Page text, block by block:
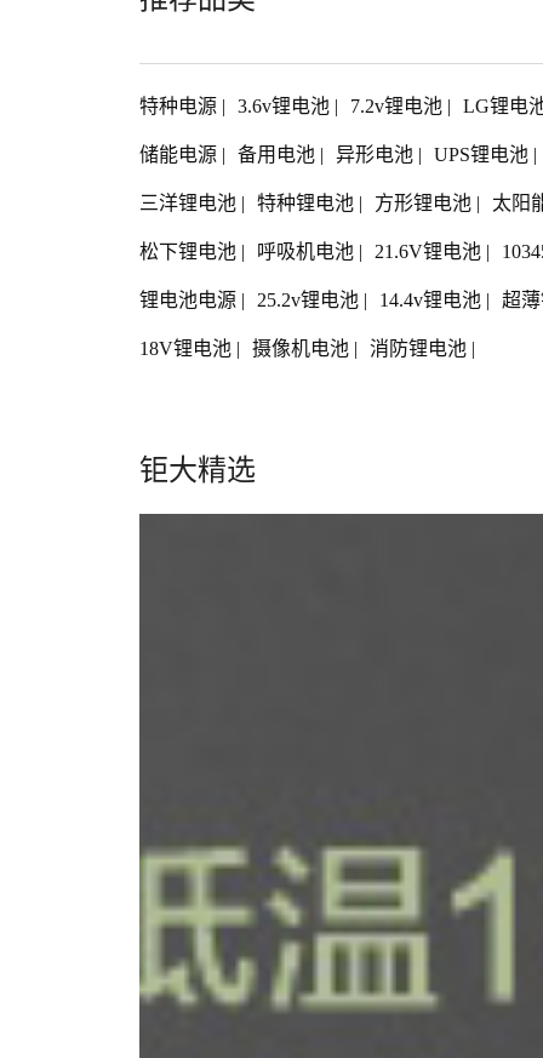
特种电源 | 3.6v锂电池 | 7.2v锂电池 | LG锂电
储能电源 | 备用电池 | 异形电池 | UPS锂电池 |
三洋锂电池 | 特种锂电池 | 方形锂电池 | 太阳
松下锂电池 | 呼吸机电池 | 21.6V锂电池 |
锂电池电源 | 25.2v锂电池 | 14.4v锂电池 | 超
18V锂电池 | 摄像机电池 | 消防锂电池 |
钜大精选